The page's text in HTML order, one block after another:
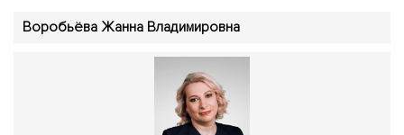
Воробьёва Жанна Владимировна